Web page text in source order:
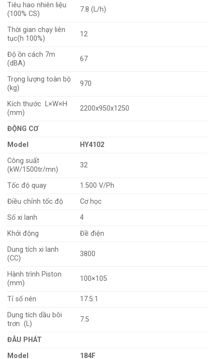
Tiêu hao nhiên liệu
(100% CS)
7.8 (L/h)
Thời gian chạy liên
tục(h 100%)
12
Độ ồn cách 7m
(dBA)
67
Trọng lượng toàn bộ
(kg)
970
Kích thước L×W×H
(mm)
2200x950x1250
ĐỘNG CƠ
Model
HY4102
Công suất
(kW/1500tr/mn)
32
Tốc độ quay
1.500 V/Ph
Điều chỉnh tốc độ
Cơ học
Số xi lanh
4
Khởi động
Đề điện
Dung tích xi lanh
(CC)
3800
Hành trình Piston
(mm)
100×105
Tỉ số nén
17.5:1
Dung tích dầu bôi
trơn (L)
7.5
ĐÂU PHÁT
Model
184F